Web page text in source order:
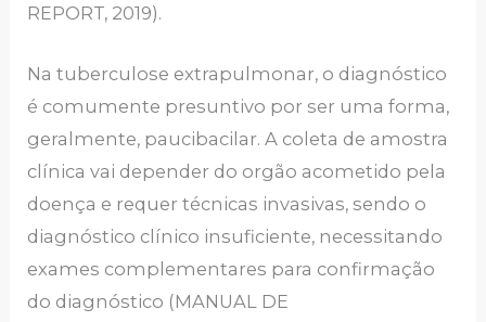
REPORT, 2019).
Na tuberculose extrapulmonar, o diagnóstico
é comumente presuntivo por ser uma forma,
geralmente, paucibacilar. A coleta de amostra
clínica vai depender do orgão acometido pela
doença e requer técnicas invasivas, sendo o
diagnóstico clínico insuficiente, necessitando
exames complementares para confirmação
do diagnóstico (MANUAL DE